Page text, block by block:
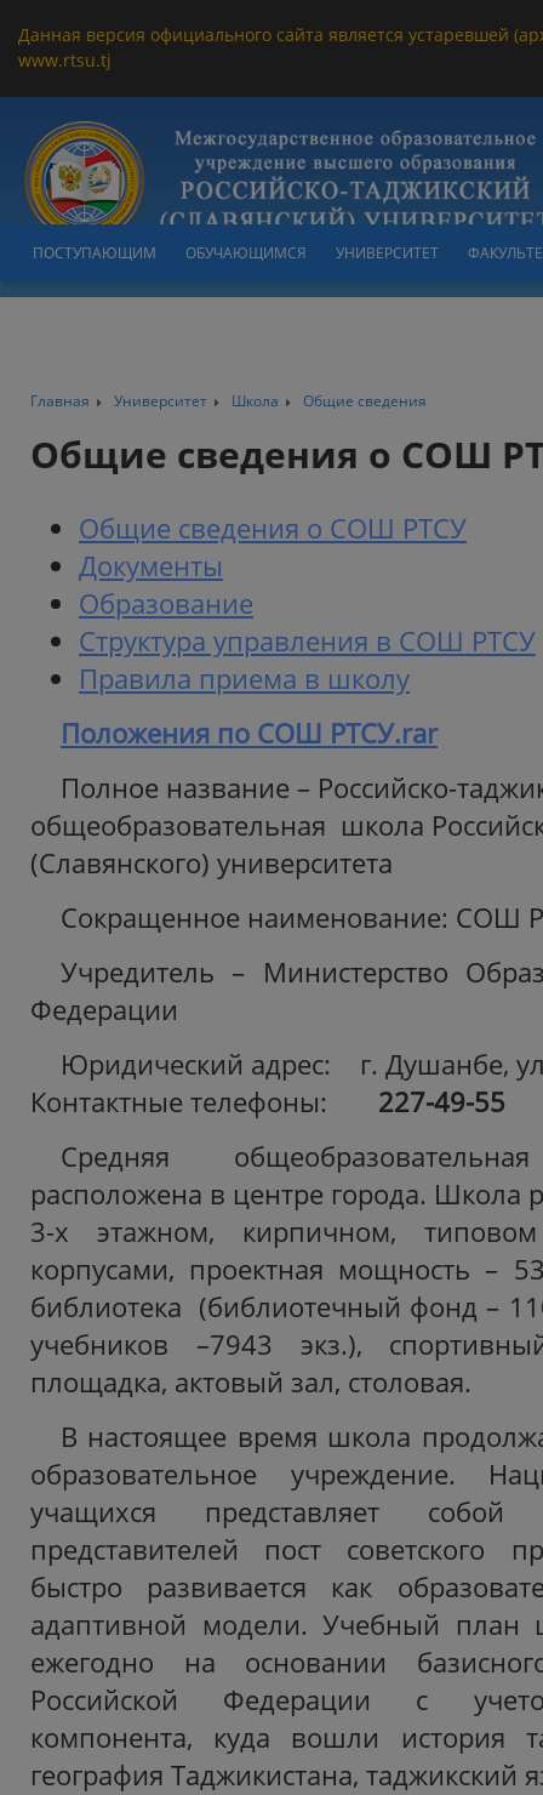
Данная версия официального сайта является устаревшей
www.rtsu.tj
ПОСТУПАЮЩИМ ОБУЧАЮЩИМСЯ УНИВЕРСИТЕТ
Главная Университет Школа Общие сведения
Общие сведения о СОШ
Общие сведения о СОШ РТСУ
Документы
Образование
Структура управления в СОШ РТСУ
Правила приема в школу
Положения по СОШ РТСУ.rar
Полное название – Российско-
общеобразовательная школа
(Славянского) университета
Сокращенное наименование: СОШ
Учредитель – Министерство
Федерации
Юридический адрес: г. Душанбе,
Контактные телефоны: 227-49-55
Средняя
расположена в центре города. Школа
3-х этажном, кирпичном,
корпусами, проектная мощность –
библиотека (библиотечный фонд –
учебников –7943 экз.),
площадка, актовый зал, столовая.
В настоящее время школа
образовательное учреждение.
учащихся представляет
представителей пост советского
быстро развивается как
адаптивной модели. Учебный план
ежегодно на основании
Российской Федерации с
компонента, куда вошли история
география Таджикистана, таджикский